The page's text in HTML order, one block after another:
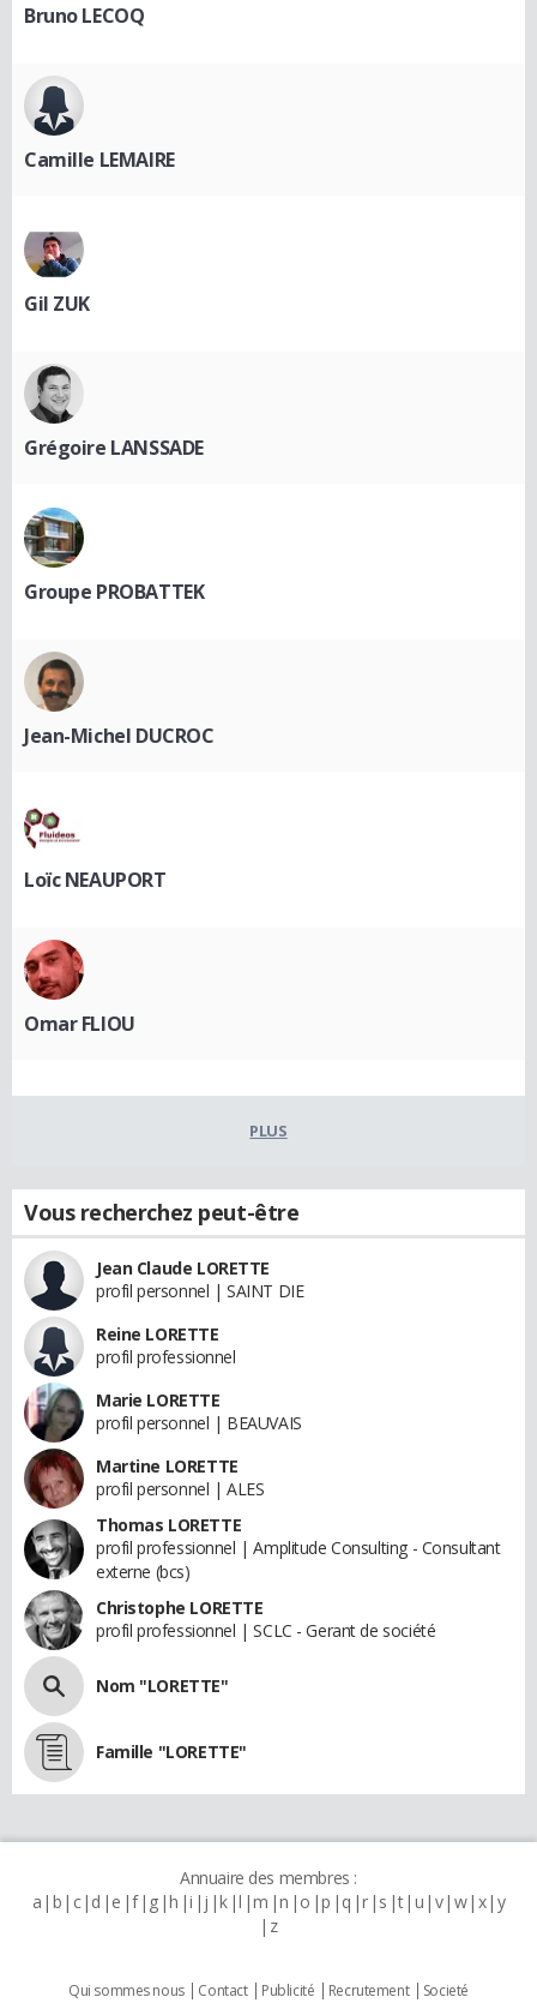
Bruno LECOQ
Camille LEMAIRE
Gil ZUK
Grégoire LANSSADE
Groupe PROBATTEK
Jean-Michel DUCROC
Loïc NEAUPORT
Omar FLIOU
PLUS
Vous recherchez peut-être
Jean Claude LORETTE
profil personnel | SAINT DIE
Reine LORETTE
profil professionnel
Marie LORETTE
profil personnel | BEAUVAIS
Martine LORETTE
profil personnel | ALES
Thomas LORETTE
profil professionnel | Amplitude Consulting - Consultant
externe (bcs)
Christophe LORETTE
profil professionnel | SCLC - Gerant de société
Nom "LORETTE"
Famille "LORETTE"
Annuaire des membres :
a b c d e f g h i j k l m n o p q r s t u v w x y
z
Qui sommes nous Contact Publicité Recrutement
Societé